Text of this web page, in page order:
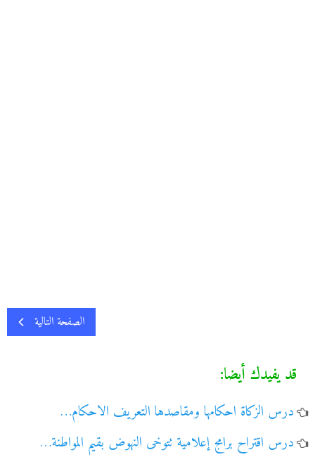
الصفحة التالية
قد يفيدك أيضا:
درس الزكاة احكامها ومقاصدها التعريف الاحكام…
درس اقتراح برامج إعلامية تتوخى النهوض بقيم المواطنة…